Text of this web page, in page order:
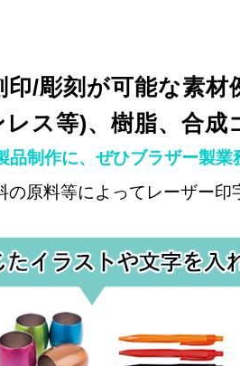
/彫刻が可能な素材
ス等)、樹脂、合成
制作に、ぜひブラザー製
原料等によってレーザー印